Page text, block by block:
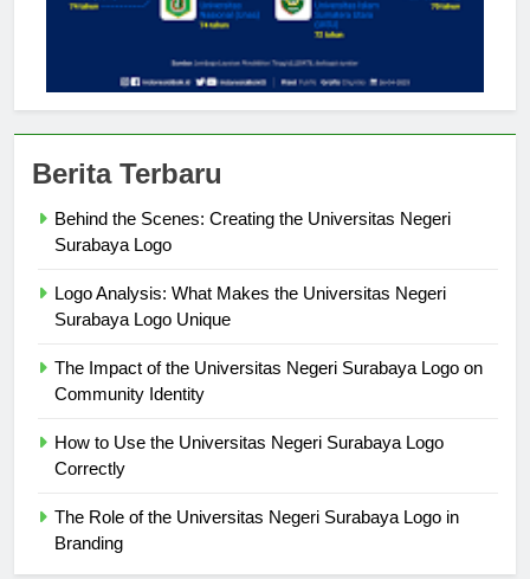
Berita Terbaru
Behind the Scenes: Creating the Universitas Negeri
Logo Analysis: What Makes the Universitas Negeri
The Impact of the Universitas Negeri Surabaya Logo on
How to Use the Universitas Negeri Surabaya Logo
The Role of the Universitas Negeri Surabaya Logo in